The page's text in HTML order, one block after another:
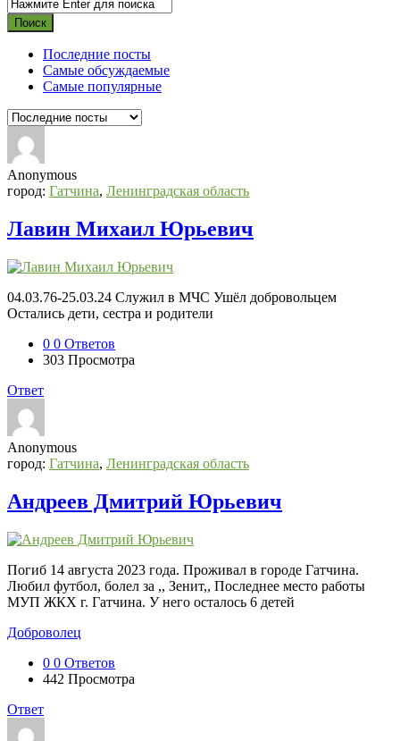
Последние посты
Самые обсуждаемые
Самые популярные
Anonymous
город: Гатчина, Ленинградская область
Лавин Михаил Юрьевич
04.03.76-25.03.24 Служил в МЧС Ушёл добровольцем
Остались дети, сестра и родители
0 0 Ответов
303 Просмотра
Ответ
Anonymous
город: Гатчина, Ленинградская область
Андреев Дмитрий Юрьевич
Погиб 14 августа 2023 года. Проживал в городе Гатчина.
Любил футбол, болел за ,, Зенит,, Последнее место работы
МУП ЖКХ г. Гатчина. У него осталось 6 детей
Доброволец
0 0 Ответов
442 Просмотра
Ответ